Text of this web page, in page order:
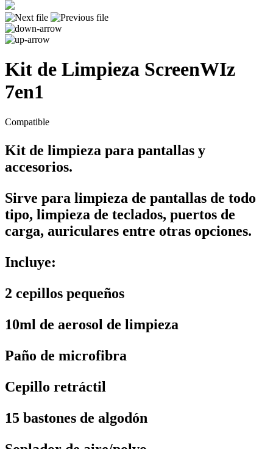
Kit de Limpieza ScreenWIz
7en1
Compatible
Kit de limpieza para pantallas y
accesorios.
Sirve para limpieza de pantallas de todo
tipo, limpieza de teclados, puertos de
carga, auriculares entre otras opciones.
Incluye:
2 cepillos pequeños
10ml de aerosol de limpieza
Paño de microfibra
Cepillo retráctil
15 bastones de algodón